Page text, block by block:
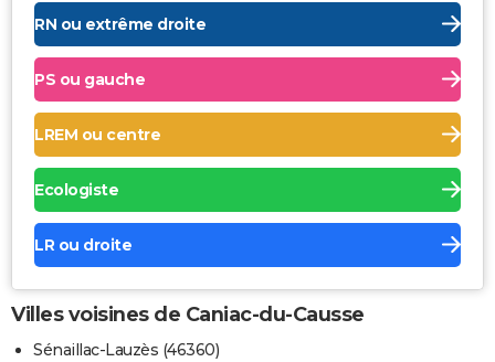
RN ou extrême droite
PS ou gauche
LREM ou centre
Ecologiste
LR ou droite
Villes voisines de Caniac-du-Causse
Sénaillac-Lauzès (46360)